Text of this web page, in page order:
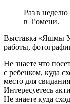
Раз в
в Тюмени.
Выставка «Яшмы
работы,
Не знаете что
с ребенком, куда
место для
Интересуетесь
Не знаете куда